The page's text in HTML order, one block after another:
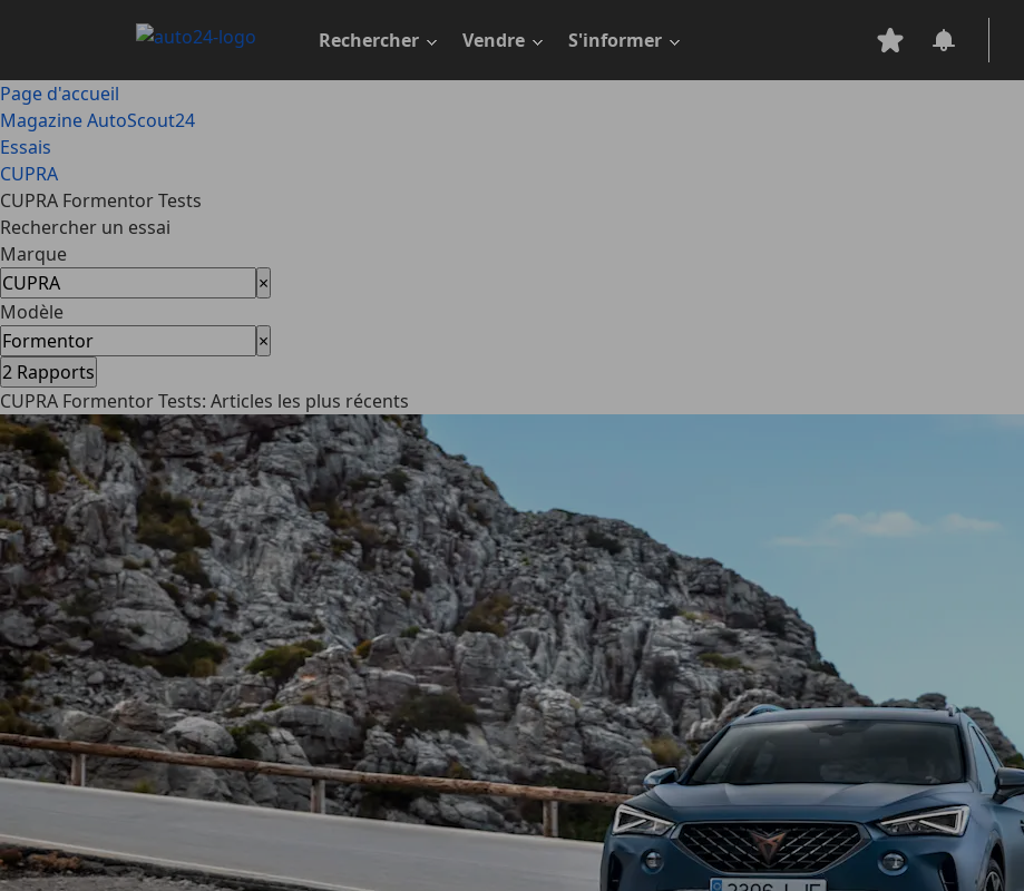
principal
Rechercher Vendre S'informer
Page d'accueil
Magazine AutoScout24
Essais
CUPRA
CUPRA Formentor Tests
Rechercher un essai
Marque
×
Modèle
×
2 Rapports
CUPRA Formentor Tests: Articles les plus récents